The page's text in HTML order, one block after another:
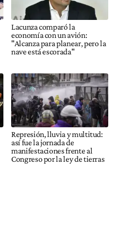
Lacunza comparó la
economía con un avión:
"Alcanza para planear, pero la
nave está escorada"
Represión, lluvia y multitud:
así fue la jornada de
manifestaciones frente al
Congreso por la ley de tierras